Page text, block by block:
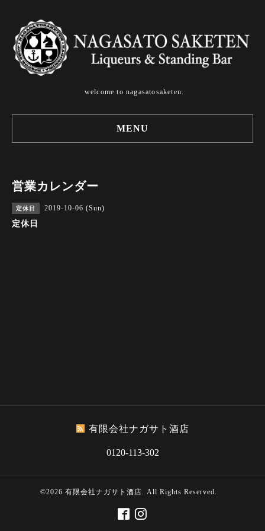
welcome to nagasatosaketen.
MENU
営業カレンダー
定休日 2019-10-06 (Sun)
定休日
有限会社ナガサト酒店
0120-113-302
©2026 有限会社ナガサト酒店. All Rights Reserved.